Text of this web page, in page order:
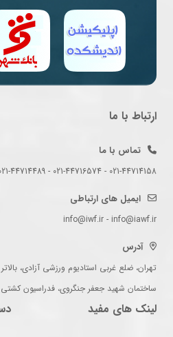
ارتباط با ما
تماس با ما
021-44714158 - 021-44716574 - 021-44714489
ایمیل های ارتباطی
info@iwf.ir - info@iawf.ir
آدرس
تهران، ضلع غربی استادیوم ورزشی آزادی،
ساختمان شهید جعفر جنگروی، فدراسیون
لینک های مفید